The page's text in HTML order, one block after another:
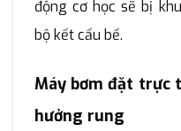
động cơ học sẽ bị
bộ kết cấu bể.
Máy bơm đặt trực
hưởng rung